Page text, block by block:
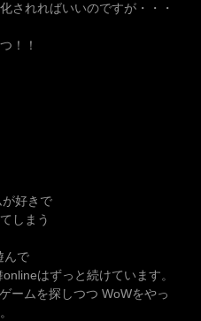
されればいいのですが・・・
！！
好きで
しまう
んで
はずっと続けています。
ームを探しつつ WoWをやっ